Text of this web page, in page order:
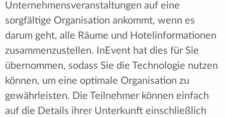
Unternehmensveranstaltungen auf eine
sorgfältige Organisation ankommt, wenn es
darum geht, alle Räume und Hotelinformationen
zusammenzustellen. InEvent hat dies für Sie
übernommen, sodass Sie die Technologie nutzen
können, um eine optimale Organisation zu
gewährleisten. Die Teilnehmer können einfach
auf die Details ihrer Unterkunft einschließlich